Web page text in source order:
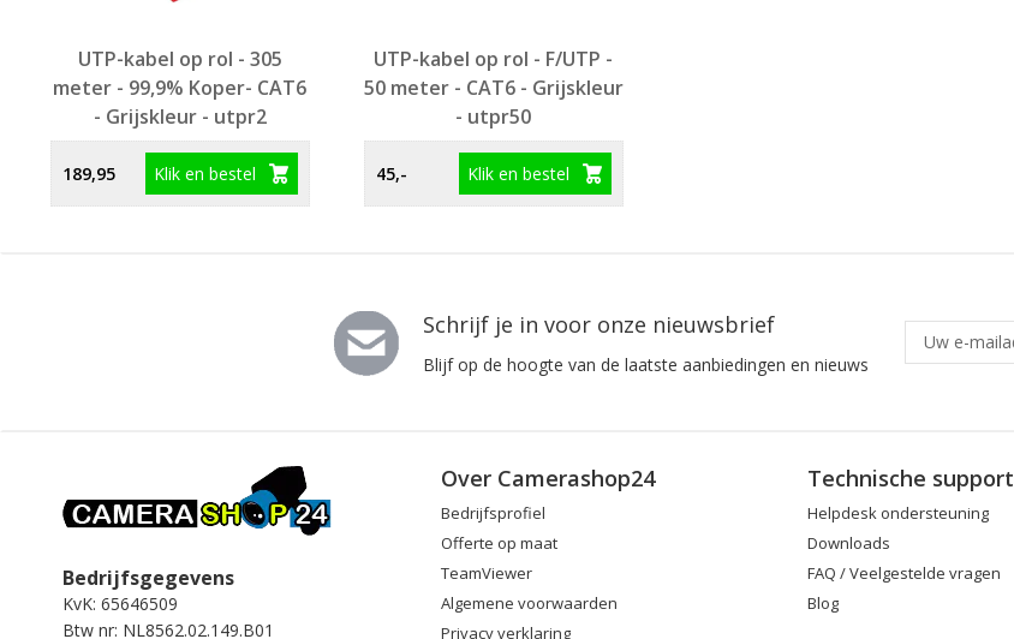
UTP-kabel op rol - 305
meter - 99,9% Koper- CAT6
- Grijskleur - utpr2
189,95 Klik en bestel
UTP-kabel op rol - F/UTP -
50 meter - CAT6 - Grijskleur
- utpr50
45,- Klik en bestel
Schrijf je in voor onze nieuwsbrief
Blijf op de hoogte van de laatste aanbiedingen en nieuws
Bedrijfsgegevens
KvK: 65646509
Btw nr: NL8562.02.149.B01
Over Camerashop24
Bedrijfsprofiel
Offerte op maat
TeamViewer
Algemene voorwaarden
Privacy verklaring
Technische support
Helpdesk ondersteuning
Downloads
FAQ / Veelgestelde vragen
Blog